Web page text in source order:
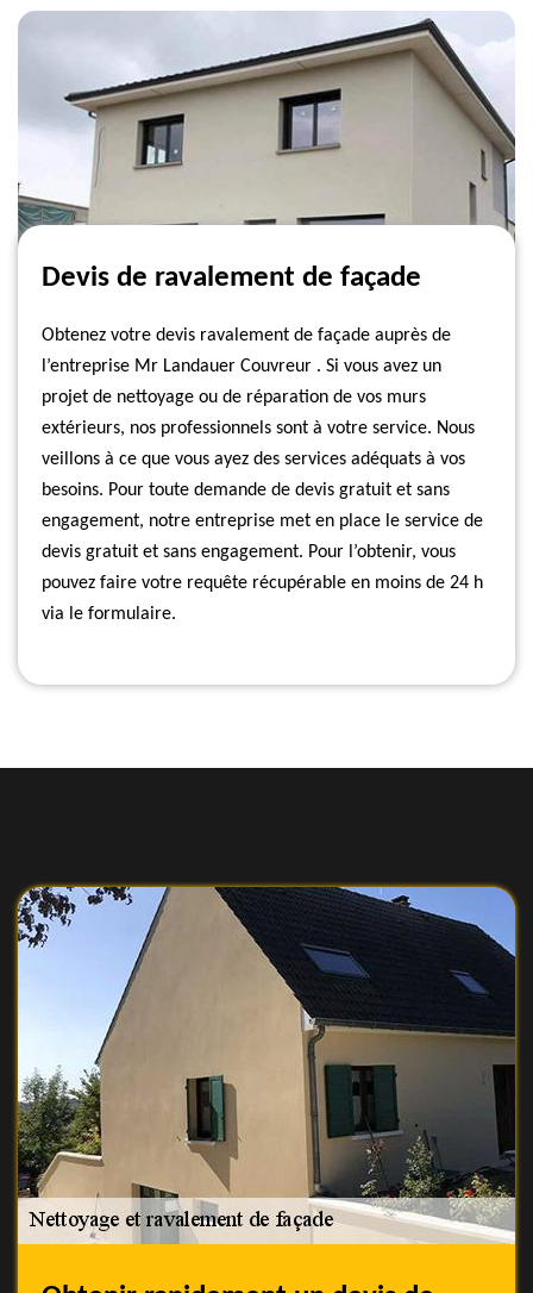
Devis de ravalement de façade
Obtenez votre devis ravalement de façade auprès de
l’entreprise Mr Landauer Couvreur . Si vous avez un
projet de nettoyage ou de réparation de vos murs
extérieurs, nos professionnels sont à votre service. Nous
veillons à ce que vous ayez des services adéquats à vos
besoins. Pour toute demande de devis gratuit et sans
engagement, notre entreprise met en place le service de
devis gratuit et sans engagement. Pour l’obtenir, vous
pouvez faire votre requête récupérable en moins de 24 h
via le formulaire.